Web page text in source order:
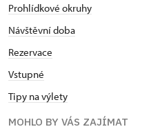
Prohlídkové okruhy
Návštěvní doba
Rezervace
Vstupné
Tipy na výlety
MOHLO BY VÁS ZAJÍMAT